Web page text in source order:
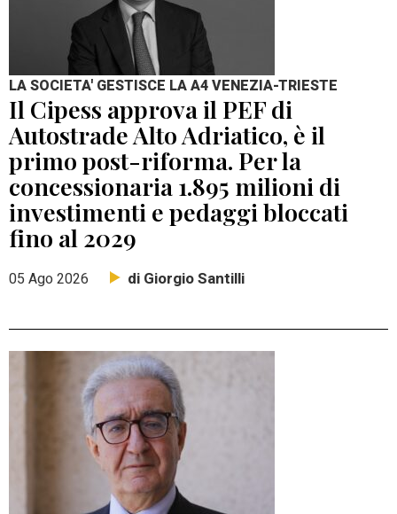
LA SOCIETA' GESTISCE LA A4 VENEZIA-TRIESTE
Il Cipess approva il PEF di
Autostrade Alto Adriatico, è il
primo post-riforma. Per la
concessionaria 1.895 milioni di
investimenti e pedaggi bloccati
fino al 2029
05 Ago 2026 di Giorgio Santilli